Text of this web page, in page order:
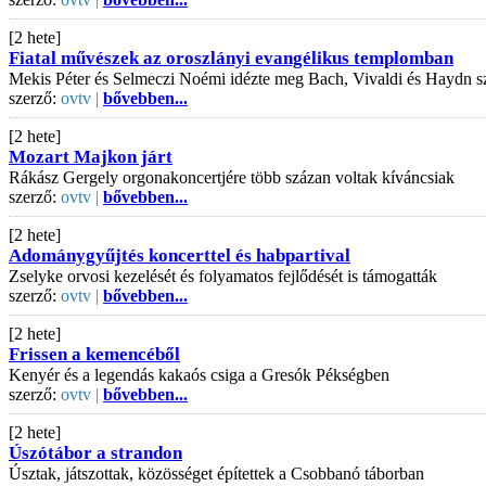
[2 hete]
Fiatal művészek az oroszlányi evangélikus templomban
Mekis Péter és Selmeczi Noémi idézte meg Bach, Vivaldi és Haydn
szerző: ovtv | bővebben...
[2 hete]
Mozart Majkon járt
Rákász Gergely orgonakoncertjére több százan voltak kíváncsiak
szerző: ovtv | bővebben...
[2 hete]
Adománygyűjtés koncerttel és habpartival
Zselyke orvosi kezelését és folyamatos fejlődését is támogatták
szerző: ovtv | bővebben...
[2 hete]
Frissen a kemencéből
Kenyér és a legendás kakaós csiga a Gresók Pékségben
szerző: ovtv | bővebben...
[2 hete]
Úszótábor a strandon
Úsztak, játszottak, közösséget építettek a Csobbanó táborban